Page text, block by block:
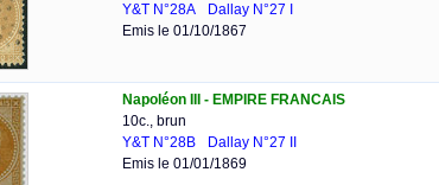
Y&T N°28A
Dallay N°27 I
Emis le 01/10/1867
Napoléon III - EMPIRE FRANCAIS
10c., brun
Y&T N°28B
Dallay N°27 II
Emis le 01/01/1869